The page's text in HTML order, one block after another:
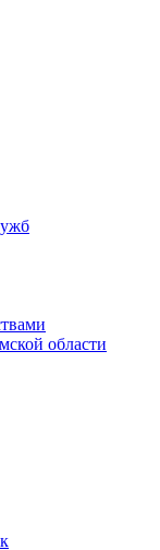
области